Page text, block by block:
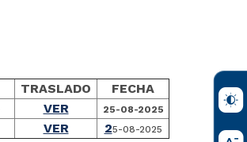
TRASLADO FECHA
VER
25-08-2025
VER 25-08-2025